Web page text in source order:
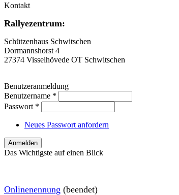
Kontakt
Rallyezentrum:
Schützenhaus Schwitschen
Dormannshorst 4
27374 Visselhövede OT Schwitschen
Benutzeranmeldung
Benutzername *
Passwort *
Neues Passwort anfordern
Das Wichtigste auf einen Blick
Onlinenennung (beendet)